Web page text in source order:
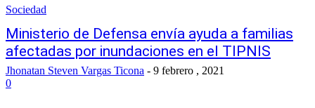
Sociedad
Ministerio de Defensa envía ayuda a familias
afectadas por inundaciones en el TIPNIS
Jhonatan Steven Vargas Ticona - 9 febrero , 2021
0